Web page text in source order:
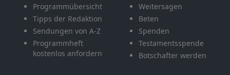
Programmübersicht
Tipps der Redaktion
Sendungen von A-Z
Programmheft
kostenlos anfordern
Weitersagen
Beten
Spenden
Testamentsspende
Botschafter werden